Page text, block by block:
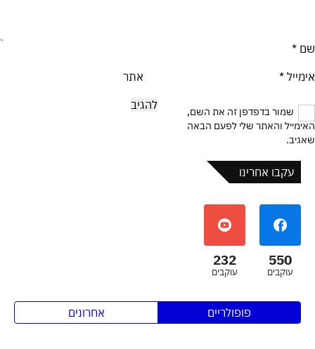
שם *
אימייל * אתר
שמור בדפדפן זה את השם,
האימייל והאתר שלי לפעם הבאה
שאגיב.
עקבו אחרינו
550
עוקבים
232
עוקבים
פופולריים אחרונים